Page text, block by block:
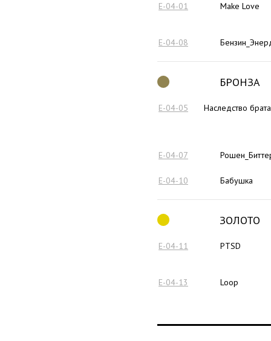
E-04-01 Make Love
E-04-08
БРОНЗА
E-04-05 Наследство брата
E-04-07
E-04-10 Бабушка
ЗОЛОТО
E-04-11 PTSD
E-04-13 Loop